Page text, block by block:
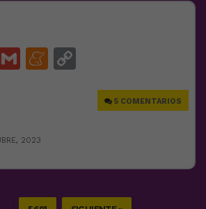
WhatsApp
GmailMeneame
5 COMENTARIOS
2023